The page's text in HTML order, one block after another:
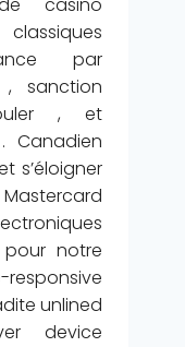
casino
par
, sanction
, et
Canadien
s’éloigner
notre
unlined
device